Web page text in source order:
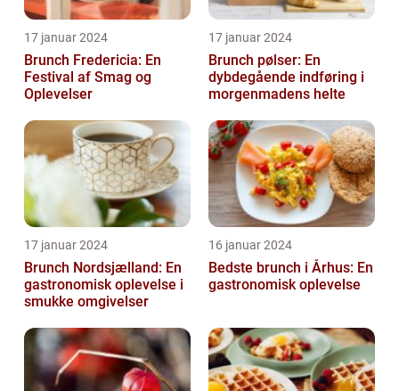
17 januar 2024
Brunch Fredericia: En
Festival af Smag og
Oplevelser
17 januar 2024
Brunch pølser: En
dybdegående indføring i
morgenmadens helte
17 januar 2024
Brunch Nordsjælland: En
gastronomisk oplevelse i
smukke omgivelser
16 januar 2024
Bedste brunch i Århus: En
gastronomisk oplevelse